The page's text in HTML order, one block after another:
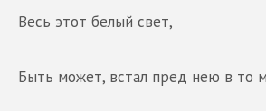
Весь этот белый свет,
Быть может, встал пред нею в то